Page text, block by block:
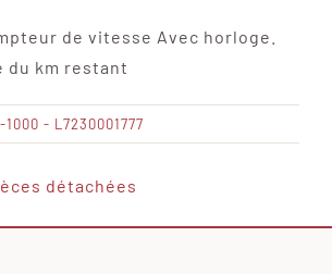
de vitesse Avec horloge.
du km restant
1000 - L7230001777
détachées